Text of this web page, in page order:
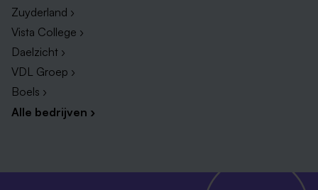
Zuyderland ›
Vista College ›
Daelzicht ›
VDL Groep ›
Boels ›
Alle bedrijven ›